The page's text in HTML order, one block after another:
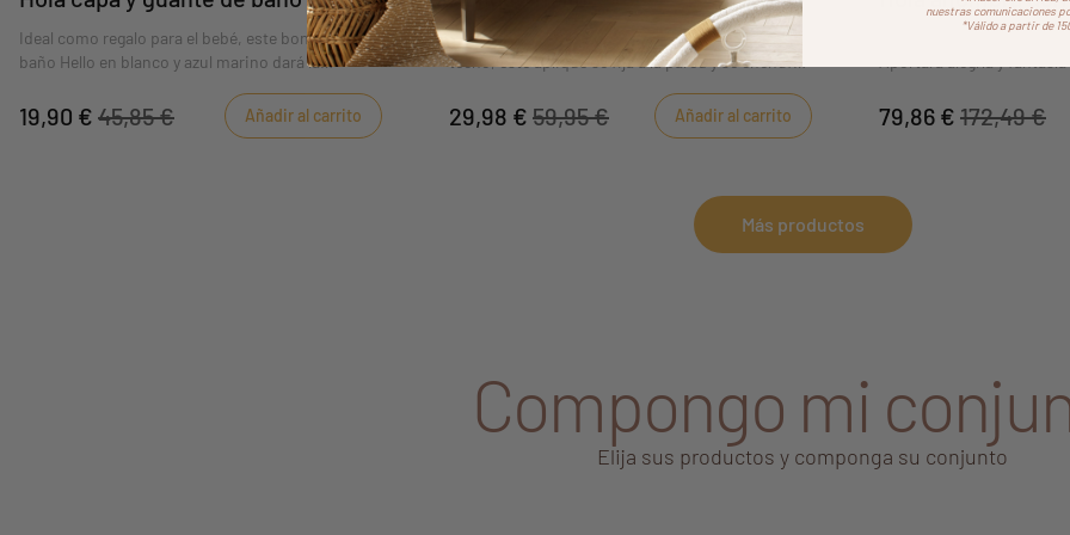
Ideal como regalo para el bebé, este bonito set de
baño Hello en blanco y azul marino dará la
19,90 € 45,85 € Añadir al carrito
Ideal para habitaciones en las que no hay luz de
techo, este aplique se fija a la pared y se enchufa
29,98 € 59,95 € Añadir al carrito
Alfombra infantil
79,86 € 172,49 €
Más productos
Compongo mi
Elija sus productos y componga su conjunto
nuestras comunicaciones
*Válido a partir de